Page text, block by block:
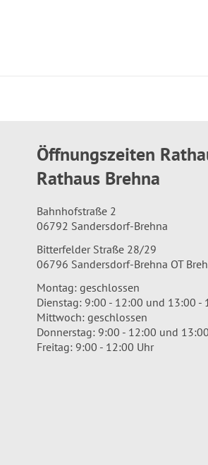
Öffnungszeiten
Rathaus Brehna
Bahnhofstraße 2
06792 Sandersdorf-Brehna
Bitterfelder Straße 28/29
06796 Sandersdorf-Brehna OT
Montag: geschlossen
Dienstag: 9:00 - 12:00 und 13:00 -
Mittwoch: geschlossen
Donnerstag: 9:00 - 12:00 und
Freitag: 9:00 - 12:00 Uhr